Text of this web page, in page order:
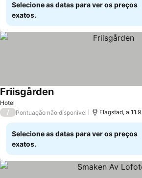
Selecione as datas para ver os preços
exatos.
Hotel
FriisgårdenVer preços
/ Pontuação não disponível Flagstad, a
Selecione as datas para ver os preços
exatos.